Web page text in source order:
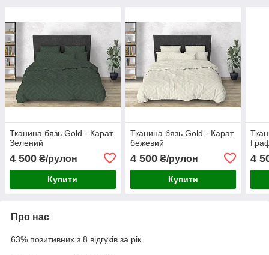
Тканина бязь Gold - Карат
Зелений
4 500 ₴/рулон
Купити
Тканина бязь Gold - Карат
бежевий
4 500₴/рулон
Купити
4
Про нас
63% позитивних з 8 відгуків за рік